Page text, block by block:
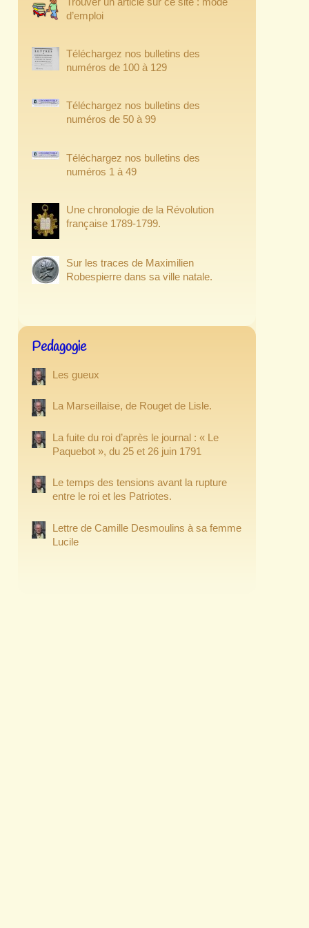
d’emploi
Téléchargez nos bulletins des
numéros de 100 à 129
Téléchargez nos bulletins des
numéros de 50 à 99
Téléchargez nos bulletins des
numéros 1 à 49
Une chronologie de la Révolution
française 1789-1799.
Sur les traces de Maximilien
Robespierre dans sa ville natale.
Pedagogie
Les gueux
La Marseillaise, de Rouget de Lisle.
La fuite du roi d’après le journal : « Le
Paquebot », du 25 et 26 juin 1791
Le temps des tensions avant la rupture
entre le roi et les Patriotes.
Lettre de Camille Desmoulins à sa femme
Lucile